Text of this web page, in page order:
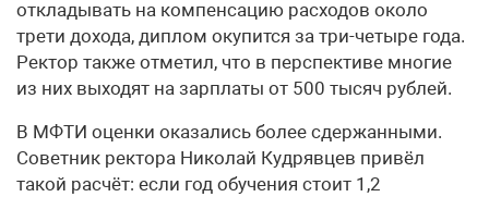
откладывать на компенсацию расходов около
трети дохода, диплом окупится за три-четыре года.
Ректор также отметил, что в перспективе многие
из них выходят на зарплаты от 500 тысяч рублей.
В МФТИ оценки оказались более сдержанными.
Советник ректора Николай Кудрявцев привёл
такой расчёт: если год обучения стоит 1,2